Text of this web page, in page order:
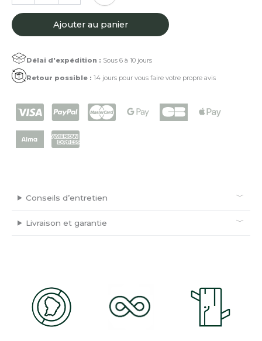
à
aiguiser
Ajouter au panier
Délai d'expédition : Sous 6 à 10 jours
Retour possible : 14 jours pour vous faire votre propre avis
Conseils d’entretien
Livraison et garantie